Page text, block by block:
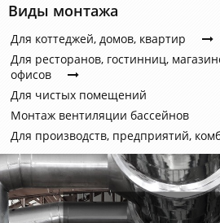
Виды монтажа
Для коттеджей, домов, квартир
Для ресторанов, гостинниц,
офисов
Для чистых помещений
Монтаж вентиляции бассейнов
Для производств, предприятий,